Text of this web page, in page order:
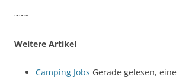
~~~
Weitere Artikel
Camping Jobs Gerade gelesen,